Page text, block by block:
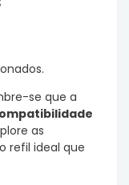
se que a
as
refil ideal que